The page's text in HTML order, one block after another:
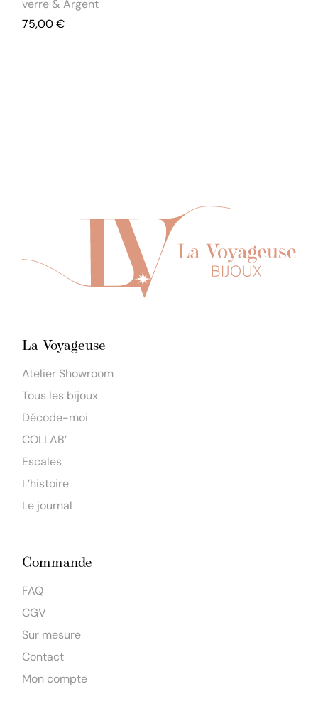
verre & Argent
75,00€
La Voyageuse
Atelier Showroom
Tous les bijoux
Décode-moi
COLLAB’
Escales
L’histoire
Le journal
Commande
FAQ
CGV
Sur mesure
Contact
Mon compte